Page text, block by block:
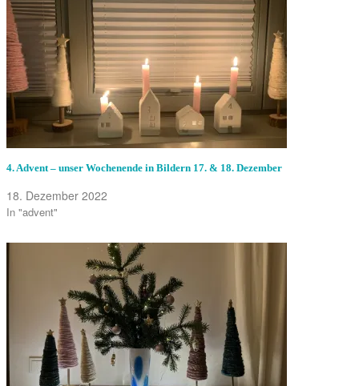
4. Advent – unser Wochenende in Bildern 17. & 18. Dezember
18. Dezember 2022
In "advent"